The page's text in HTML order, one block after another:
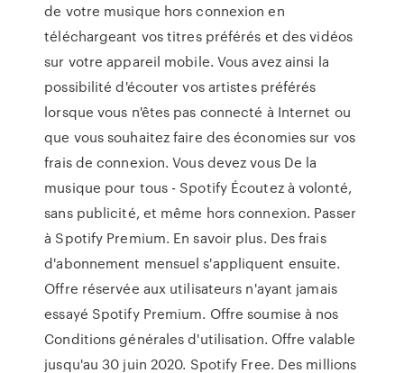
de votre musique hors connexion en
téléchargeant vos titres préférés et des vidéos
sur votre appareil mobile. Vous avez ainsi la
possibilité d'écouter vos artistes préférés
lorsque vous n'êtes pas connecté à Internet ou
que vous souhaitez faire des économies sur vos
frais de connexion. Vous devez vous De la
musique pour tous - Spotify Écoutez à volonté,
sans publicité, et même hors connexion. Passer
à Spotify Premium. En savoir plus. Des frais
d'abonnement mensuel s'appliquent ensuite.
Offre réservée aux utilisateurs n'ayant jamais
essayé Spotify Premium. Offre soumise à nos
Conditions générales d'utilisation. Offre valable
jusqu'au 30 juin 2020. Spotify Free. Des millions